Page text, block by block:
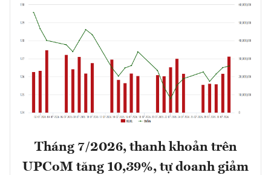
Tháng 7/2026, thanh khoản trên
UPCoM tăng 10,39%, tự doanh giảm